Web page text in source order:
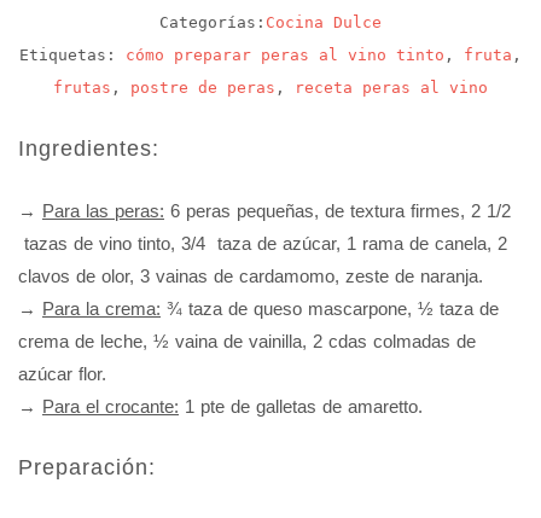
Categorías: Cocina
Dulce
Etiquetas: cómo preparar peras al vino tinto , fruta ,
frutas , postre de peras , receta peras al vino
Ingredientes:
→ Para las peras: 6 peras pequeñas, de textura firmes, 2 1/2
tazas de vino tinto, 3/4 taza de azúcar, 1 rama de canela, 2
clavos de olor, 3 vainas de cardamomo, zeste de naranja.
→ Para la crema: ¾ taza de queso mascarpone, ½ taza de
crema de leche, ½ vaina de vainilla, 2 cdas colmadas de
azúcar flor.
→ Para el crocante: 1 pte de galletas de amaretto.
Preparación: